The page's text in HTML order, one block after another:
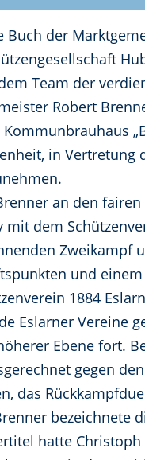
der
Team der
Robert
in
an den
dem
und
1884
Eslarner Vereine
Ebene fort.
gegen
das
bezeichnete
hatte